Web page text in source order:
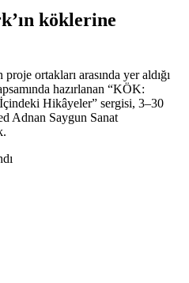
köklerine
ortakları arasında yer aldığı
hazırlanan “KÖK:
Hikâyeler” sergisi, 3–30
Adnan Saygun Sanat